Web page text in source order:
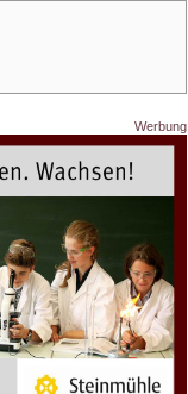
Werbung